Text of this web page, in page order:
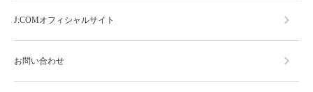
J:COMオフィシャルサイト
お問い合わせ